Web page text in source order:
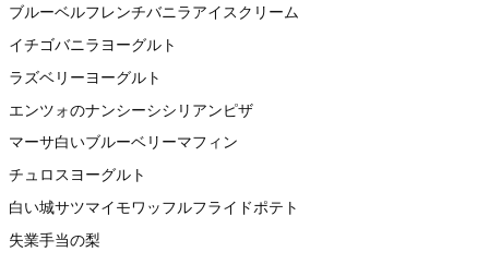
ブルーベルフレンチバニラアイスクリーム
イチゴバニラヨーグルト
ラズベリーヨーグルト
エンツォのナンシーシシリアンピザ
マーサ白いブルーベリーマフィン
チュロスヨーグルト
白い城サツマイモワッフルフライドポテト
失業手当の梨